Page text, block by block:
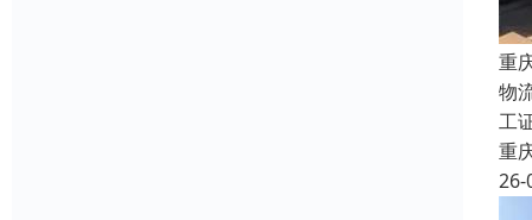
重
物
工
重
26-